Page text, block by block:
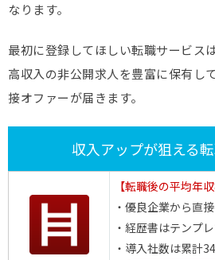
なります。
最初に登録してほしい転職サービス
高収入の非公開求人を豊富に保有し
接オファーが届きます。
収入アップが狙える
【転職後の平均年
・優良企業から直
・経歴書はテンプ
・導入社数は累計